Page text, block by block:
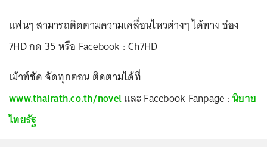
แฟนๆ สามารถติดตามความเคลื่อนไหวต่างๆ ได้ทาง ช่อง
7HD กด 35 หรือ Facebook : Ch7HD
เม้าท์ชัด จัดทุกตอน ติดตามได้ที่
www.thairath.co.th/novelและ Facebook Fanpage : นิยาย
ไทยรัฐ